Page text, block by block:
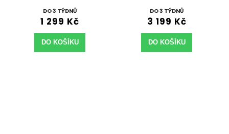
DO 3 TÝDNŮ
1 299 Kč
DO KOŠÍKU
DO 3 TÝDNŮ
3 199 Kč
DO KOŠÍKU